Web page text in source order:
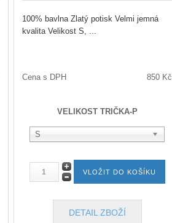
100% bavlna Zlatý potisk Velmi jemná
kvalita Velikost S, ...
Cena s DPH 850 Kč
VELIKOST TRIČKA-P
S
DETAIL ZBOŽÍ